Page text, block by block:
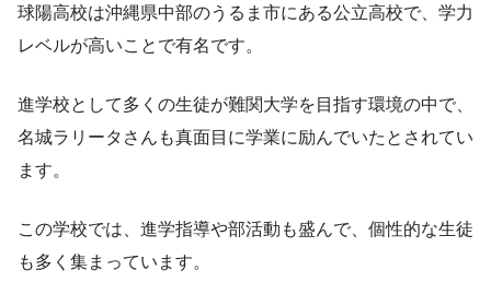
球陽高校は沖縄県中部のうるま市にある公立高校で、学力
レベルが高いことで有名です。
進学校として多くの生徒が難関大学を目指す環境の中で、
名城ラリータさんも真面目に学業に励んでいたとされてい
ます。
この学校では、進学指導や部活動も盛んで、個性的な生徒
も多く集まっています。